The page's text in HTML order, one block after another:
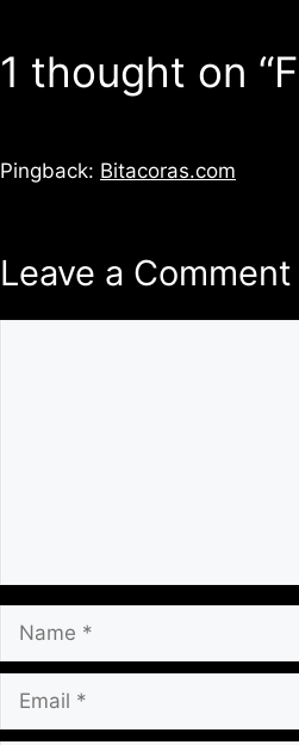
1 thought on
Pingback: Bitacoras.com
Leave a Comment
Name
Email